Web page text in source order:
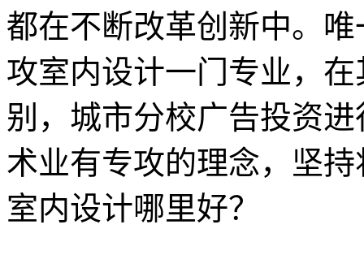
都在不断改革创新中。
攻室内设计一门专业，
别，城市分校广告投资
术业有专攻的理念，坚
室内设计哪里好？